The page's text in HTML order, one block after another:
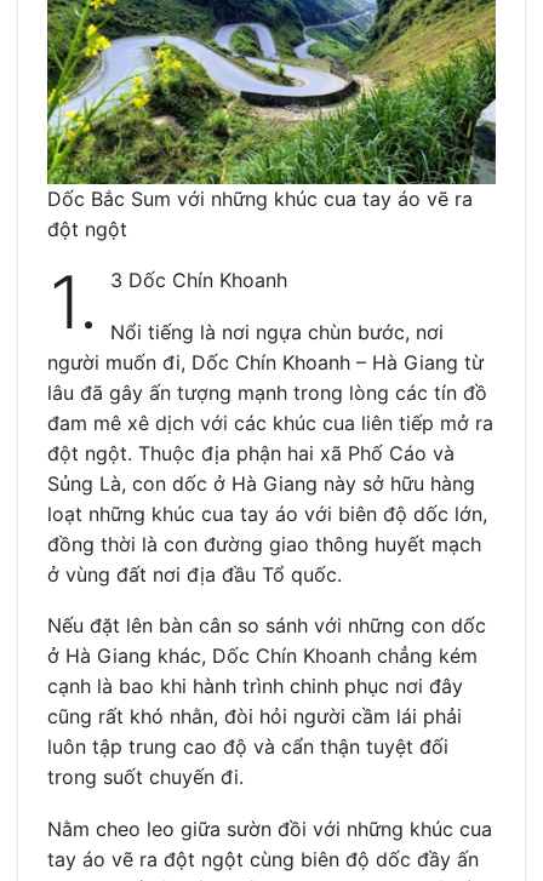
Dốc Bắc Sum với những khúc cua tay áo vẽ ra
đột ngột
1. 3 Dốc Chín Khoanh
Nổi tiếng là nơi ngựa chùn bước, nơi
người muốn đi, Dốc Chín Khoanh – Hà Giang từ
lâu đã gây ấn tượng mạnh trong lòng các tín đồ
đam mê xê dịch với các khúc cua liên tiếp mở ra
đột ngột. Thuộc địa phận hai xã Phố Cáo và
Sủng Là, con dốc ở Hà Giang này sở hữu hàng
loạt những khúc cua tay áo với biên độ dốc lớn,
đồng thời là con đường giao thông huyết mạch
ở vùng đất nơi địa đầu Tổ quốc.
Nếu đặt lên bàn cân so sánh với những con dốc
ở Hà Giang khác, Dốc Chín Khoanh chẳng kém
cạnh là bao khi hành trình chinh phục nơi đây
cũng rất khó nhằn, đòi hỏi người cầm lái phải
luôn tập trung cao độ và cẩn thận tuyệt đối
trong suốt chuyến đi.
Nằm cheo leo giữa sườn đồi với những khúc cua
tay áo vẽ ra đột ngột cùng biên độ dốc đầy ấn